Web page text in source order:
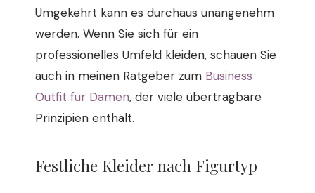
Umgekehrt kann es durchaus unangenehm
werden. Wenn Sie sich für ein
professionelles Umfeld kleiden, schauen Sie
auch in meinen Ratgeber zum Business
Outfit für Damen, der viele übertragbare
Prinzipien enthält.
Festliche Kleider nach Figurtyp